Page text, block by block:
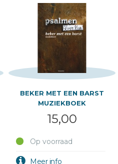
BEKER MET EEN BARST
MUZIEKBOEK
15,00
Op voorraad